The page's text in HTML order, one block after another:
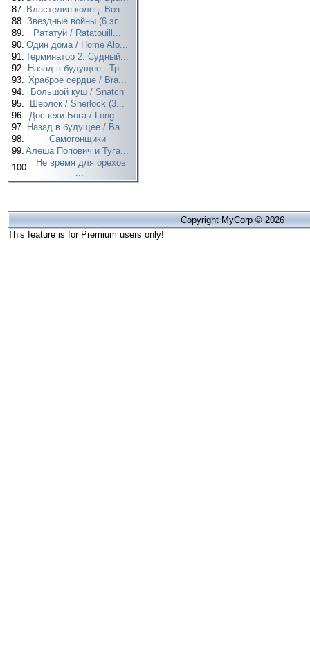
87. Властелин колец: Воз...
88. Звездные войны (6 эп...
89.
Рататуй / Ratatouill...
90. Один дома / Home Alo...
91. Терминатор 2: Судный...
92. Назад в будущее - Тр...
93. Храброе сердце / Bra...
94.
Большой куш / Snatch
95.
Шерлок / Sherlock (3...
96. Доспехи Бога / Long ...
97. Назад в будущее / Ba...
98.
Самогонщики
99. Алеша Попович и Туга...
100.
Не время для орехов
...
Copyright MyCorp © 2026
This feature is for Premium users only!